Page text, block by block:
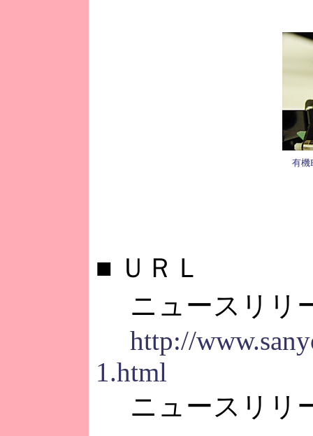
有機
■ ＵＲＬ
ニュースリリ
http://
1.html
ニュースリリ